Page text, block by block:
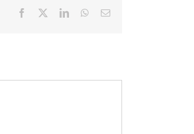
Facebook LinkedInWhatsApp
Email